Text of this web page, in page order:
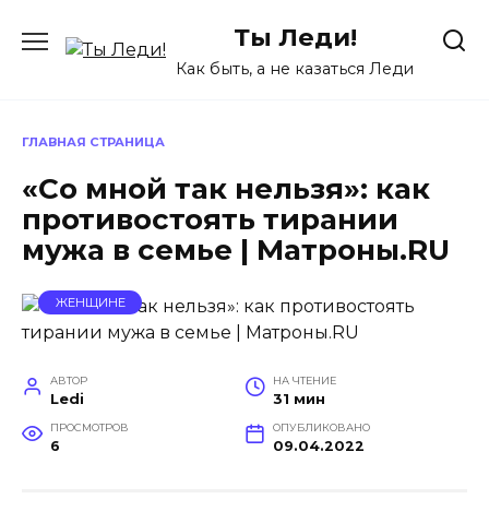
содержанию
Ты Леди!
Как быть, а не казаться Леди
ГЛАВНАЯ СТРАНИЦА
«Со мной так нельзя»: как
противостоять тирании
мужа в семье | Матроны.RU
ЖЕНЩИНЕ
АВТОР
Ledi
НА ЧТЕНИЕ
31 мин
ПРОСМОТРОВ
6
ОПУБЛИКОВАНО
09.04.2022